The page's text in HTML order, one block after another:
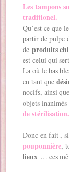
Les tampons
traditionel.
Qu’est ce que le
partir de pulpe
deproduits
est celui qui
La où le bas
en tant que
nocifs, ainsi
objets
de stérilisation.
Donc en fait ,
pouponnière,
lieux … ces